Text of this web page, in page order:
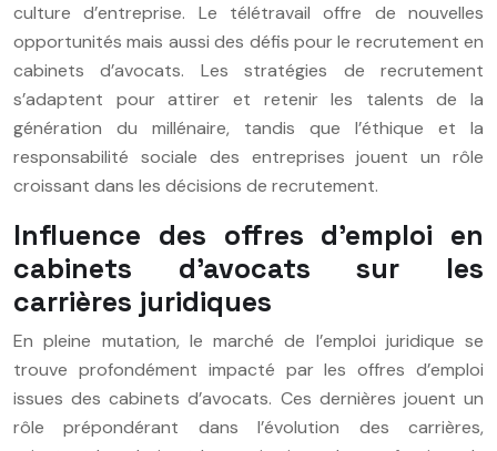
culture d’entreprise. Le télétravail offre de nouvelles
opportunités mais aussi des défis pour le recrutement en
cabinets d’avocats. Les stratégies de recrutement
s’adaptent pour attirer et retenir les talents de la
génération du millénaire, tandis que l’éthique et la
responsabilité sociale des entreprises jouent un rôle
croissant dans les décisions de recrutement.
Influence des offres d’emploi en
cabinets d’avocats sur les
carrières juridiques
En pleine mutation, le marché de l’emploi juridique se
trouve profondément impacté par les offres d’emploi
issues des cabinets d’avocats. Ces dernières jouent un
rôle prépondérant dans l’évolution des carrières,